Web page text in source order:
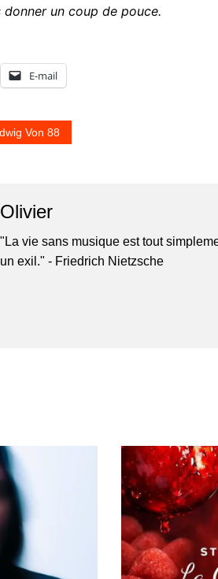
un coup de pouce.
E-mail
Von 88
Olivier
"La vie sans musique est tout
un exil." - Friedrich Nietzsche